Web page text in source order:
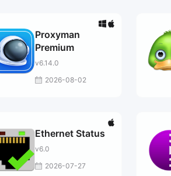
Proxyman
Premium
v6.14.0
2026-08-02
Ethernet Status
v6.0
2026-07-27